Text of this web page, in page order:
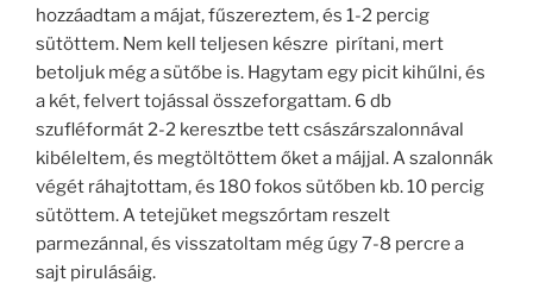
hozzáadtam a májat, fűszereztem, és 1-2 percig
sütöttem. Nem kell teljesen készre pirítani, mert
betoljuk még a sütőbe is. Hagytam egy picit kihűlni, és
a két, felvert tojással összeforgattam. 6 db
szufléformát 2-2 keresztbe tett császárszalonnával
kibéleltem, és megtöltöttem őket a májjal. A szalonnák
végét ráhajtottam, és 180 fokos sütőben kb. 10 percig
sütöttem. A tetejüket megszórtam reszelt
parmezánnal, és visszatoltam még úgy 7-8 percre a
sajt pirulásáig.